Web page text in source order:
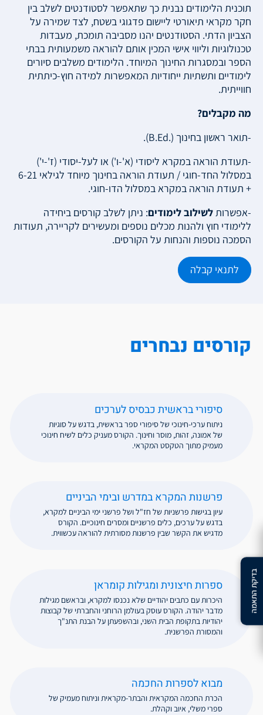
תוכנית הלימודים נבנית כך שתאפשר לסטודנטים לשלב בין
חקר מקראי תיאורטי ליישום פדגוגי בשטח, לצד שמירה על
הצביון הדתי. הסטודנטים יהנו מסביבה תומכת, מעבדות
טכנולוגיות וליווי אישי המכין אותם להוראה משמעותית בבתי
הספר ובמסגרות החינוך המיוחד. הלימודים משלבים סיורים
לימודיים ותשתיות ייחודיות המאפשרות למידה חוץ-כיתתית
חווייתית.
מה מקבלים?
-תואר ראשון בחינוך (.B.Ed).
-תעודת הוראה במקרא ליסודי (א'-ו') או לעל-יסודי (ז'-י')
במסלול החד-חוגי / תעודת הוראה בחינוך מיוחד לגילאי 6-21
+ תעודת הוראה במקרא במסלול הדו-חוגי.
-אפשרותלשילוב לימודים: ניתן לשלב קורסים ביחידה
ללימודי חוץ ולהנות מכלים נוספים ומעשירים לקריירה, תעודות
הסמכה נוספות והנחות על הקורסים.
לתנאי קבלה
קורסים נבחרים
סיפורי בראשית כבסיס לערכים
ניתוח ערכי-חינוכי של סיפורי ספר בראשית, בדגש על סוגיות
של אמונה, זהות, מוסר וחינוך. הקורס מעניק כלים לשיח חינוכי
מעמיק מתוך הטקסט המקראי.
פרשנות המקרא במדרש ובימי הביניים
עיון בגישות פרשניות של חז"ל ושל פרשני ימי הביניים למקרא,
בדגש על ערכים, כלים פרשניים ומסרים חינוכיים. הקורס
מדגיש את הקשר שבין פרשנות מסורתית להוראה עכשווית.
ספרות חיצונית ומגילות קומראן
היכרות עם כתבים יהודיים שלא נכנסו למקרא, ובראשם מגילות
מדבר יהודה. הקורס עוסק בעולמן הרוחני והחברתי של קבוצות
יהודיות בתקופת הבית השני, ובהשפעתן על הבנת התנ"ך
והמסורת הפרשנית.
מבוא לספרות החכמה
הכרת החכמה המקראית והבתר-מקראית וניתוח מעמיק של
ספרי משלי, איוב וקהלת.
בדיקת התאמה